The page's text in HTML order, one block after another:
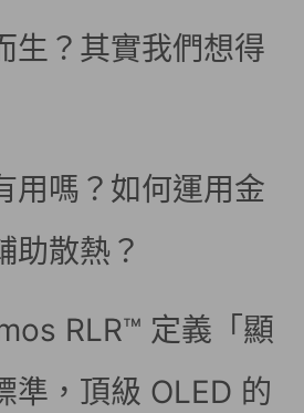
生？其實我們想得
用嗎？如何運用金
助散熱？
RLR™ 定義「顯
準，頂級 OLED 的